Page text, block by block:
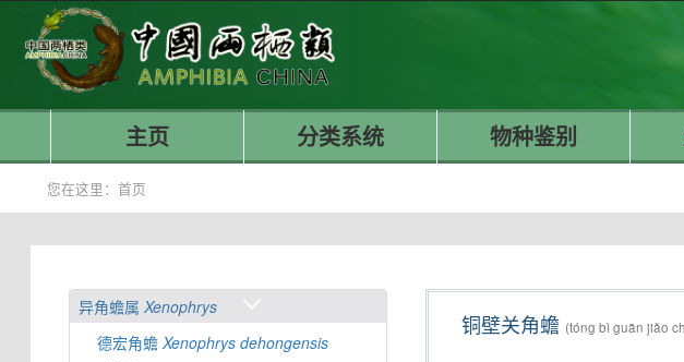
主页 分类系统 物种鉴别
您在这里：首页
异角蟾属Xenophrys
德宏角蟾Xenophrys dehongensis
铜壁关角蟾 (tóng bì guān jiǎo